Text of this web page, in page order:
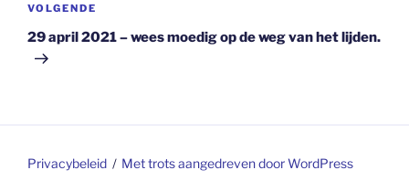
Volgend
bericht
VOLGENDE
29 april 2021 – wees moedig op de weg van het lijden.
Privacybeleid Met trots aangedreven door WordPress